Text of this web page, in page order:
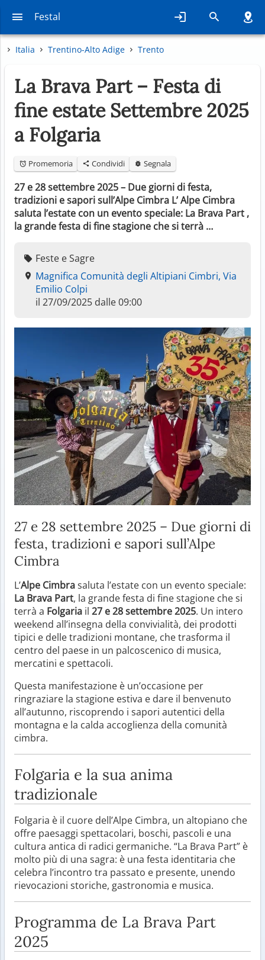
Festal
Italia Trentino-Alto Adige Trento
La Brava Part – Festa di
fine estate Settembre 2025
a Folgaria
Promemoria Condividi Segnala
27 e 28 settembre 2025 – Due giorni di festa,
tradizioni e sapori sull’Alpe Cimbra L’ Alpe Cimbra
saluta l’estate con un evento speciale: La Brava Part ,
la grande festa di fine stagione che si terrà …
Feste e Sagre
Magnifica Comunità degli Altipiani Cimbri, Via
Emilio Colpi
il 27/09/2025 dalle 09:00
27 e 28 settembre 2025 – Due giorni di
festa, tradizioni e sapori sull’Alpe
Cimbra
L’Alpe Cimbrasaluta l’estate con un evento speciale:
La Brava Part, la grande festa di fine stagione che si
terrà a Folgaria il 27 e 28 settembre 2025. Un intero
weekend all’insegna della convivialità, dei prodotti
tipici e delle tradizioni montane, che trasforma il
centro del paese in un palcoscenico di musica,
mercatini e spettacoli.
Questa manifestazione è un’occasione per
ringraziare la stagione estiva e dare il benvenuto
all’autunno, riscoprendo i sapori autentici della
montagna e la calda accoglienza della comunità
cimbra.
Folgaria e la sua anima
tradizionale
Folgaria è il cuore dell’Alpe Cimbra, un altopiano che
offre paesaggi spettacolari, boschi, pascoli e una
cultura antica di radici germaniche. “La Brava Part” è
molto più di una sagra: è una festa identitaria che
celebra l’incontro tra passato e presente, unendo
rievocazioni storiche, gastronomia e musica.
Programma de La Brava Part
2025